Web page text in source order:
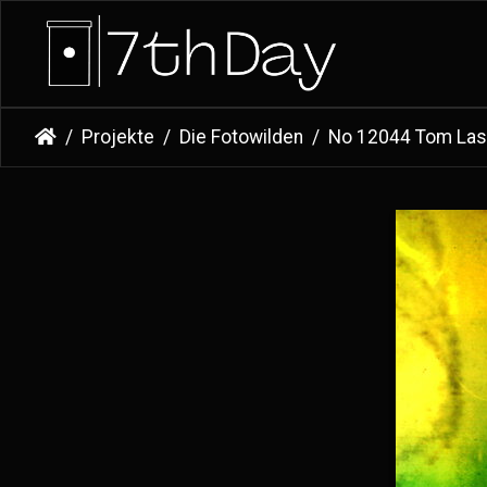
Projekte Die Fotowilden No 12044 Tom